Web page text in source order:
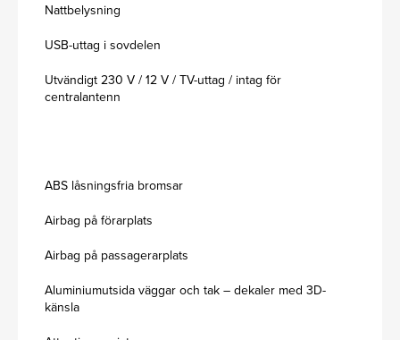
Nattbelysning
USB-uttag i sovdelen
Utvändigt 230 V / 12 V / TV-uttag / intag för
centralantenn
ABS låsningsfria bromsar
Airbag på förarplats
Airbag på passagerarplats
Aluminiumutsida väggar och tak – dekaler med 3D-
känsla